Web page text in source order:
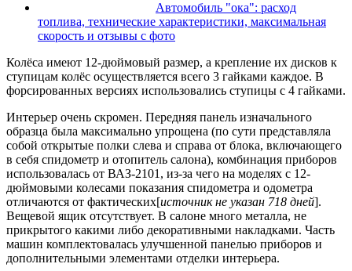
Автомобиль "ока": расход
топлива, технические характеристики, максимальная
скорость и отзывы с фото
Колёса имеют 12-дюймовый размер, а крепление их дисков к
ступицам колёс осуществляется всего 3 гайками каждое. В
форсированных версиях использовались ступицы с 4 гайками.
Интерьер очень скромен. Передняя панель изначального
образца была максимально упрощена (по сути представляла
собой открытые полки слева и справа от блока, включающего
в себя спидометр и отопитель салона), комбинация приборов
использовалась от ВАЗ-2101, из-за чего на моделях с 12-
дюймовыми колесами показания спидометра и одометра
отличаются от фактических[источник не указан 718 дней].
Вещевой ящик отсутствует. В салоне много металла, не
прикрытого какими либо декоративными накладками. Часть
машин комплектовалась улучшенной панелью приборов и
дополнительными элементами отделки интерьера.